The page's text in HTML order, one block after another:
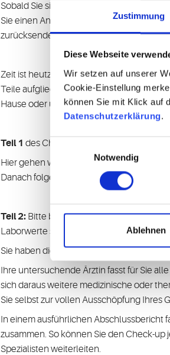
Zustimmung
Diese Webseite
Wir setzen auf unserer
Cookie-Einstellung
können Sie mit Klick auf
Datenschutzerklärung.
Einwilligungsauswahl
Notwendig
Ablehnen
Sobald Sie sich für einen Check-up
Sie einen Anamnesebogen, den Sie bitte
zurücksenden.
Zeit ist heutzutage ein begrenztes Gut.
Teile aufgliedern, die jeweils an
Hause oder unterwegs vornehmen.
Teil 1 des Check-up findet vor Ort am
Hier gehen wir im Rahmen einer
Danach folgen die körperliche und
Teil 2: Bitte buchen Sie sich direkt auch
Laborwerte sicher vorliegen.
Sie haben die Wahl zwischen einer
Ihre untersuchende Ärztin fasst für Sie
sich daraus weitere medizinische oder
Sie selbst zur vollen Ausschöpfung Ihres
In einem ausführlichen Abschlussbericht
zusammen. So können Sie den Check-up
Spezialisten weiterleiten.